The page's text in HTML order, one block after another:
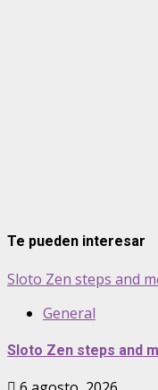
Te pueden interesar
Sloto Zen steps and
General
Sloto Zen steps and